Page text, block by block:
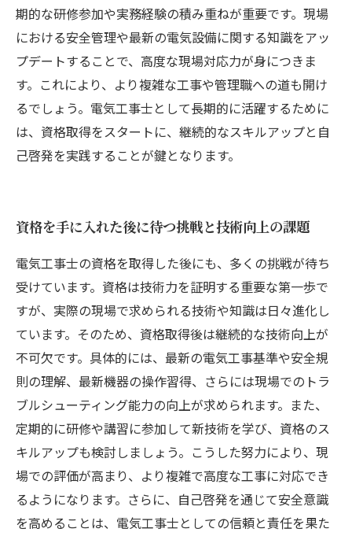
期的な研修参加や実務経験の積み重ねが重要です。現場
における安全管理や最新の電気設備に関する知識をアッ
プデートすることで、高度な現場対応力が身につきま
す。これにより、より複雑な工事や管理職への道も開け
るでしょう。電気工事士として長期的に活躍するために
は、資格取得をスタートに、継続的なスキルアップと自
己啓発を実践することが鍵となります。
資格を手に入れた後に待つ挑戦と技術向上の課題
電気工事士の資格を取得した後にも、多くの挑戦が待ち
受けています。資格は技術力を証明する重要な第一歩で
すが、実際の現場で求められる技術や知識は日々進化し
ています。そのため、資格取得後は継続的な技術向上が
不可欠です。具体的には、最新の電気工事基準や安全規
則の理解、最新機器の操作習得、さらには現場でのトラ
ブルシューティング能力の向上が求められます。また、
定期的に研修や講習に参加して新技術を学び、資格のス
キルアップも検討しましょう。こうした努力により、現
場での評価が高まり、より複雑で高度な工事に対応でき
るようになります。さらに、自己啓発を通じて安全意識
を高めることは、電気工事士としての信頼と責任を果た